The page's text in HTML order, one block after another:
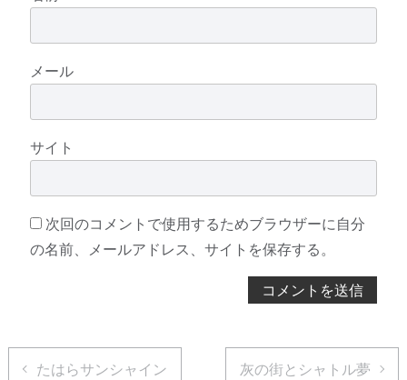
メール
サイト
次回のコメントで使用するためブラウザーに自分
の名前、メールアドレス、サイトを保存する。
たはらサンシャイン 灰の街とシャトル夢